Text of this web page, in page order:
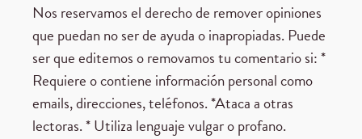
Nos reservamos el derecho de remover opiniones
que puedan no ser de ayuda o inapropiadas. Puede
ser que editemos o removamos tu comentario si: *
Requiere o contiene información personal como
emails, direcciones, teléfonos. *Ataca a otras
lectoras. * Utiliza lenguaje vulgar o profano.